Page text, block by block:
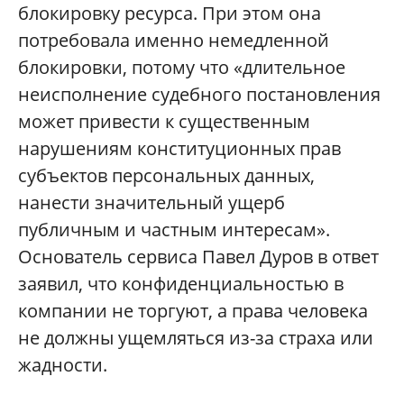
блокировку ресурса. При этом она
потребовала именно немедленной
блокировки, потому что «длительное
неисполнение судебного постановления
может привести к существенным
нарушениям конституционных прав
субъектов персональных данных,
нанести значительный ущерб
публичным и частным интересам».
Основатель сервиса Павел Дуров в ответ
заявил, что конфиденциальностью в
компании не торгуют, а права человека
не должны ущемляться из-за страха или
жадности.